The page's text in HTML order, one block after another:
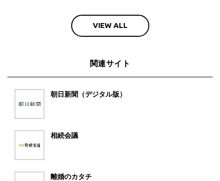
VIEW ALL
関連サイト
朝日新聞（デジタル版）
相続会議
離婚のカタチ